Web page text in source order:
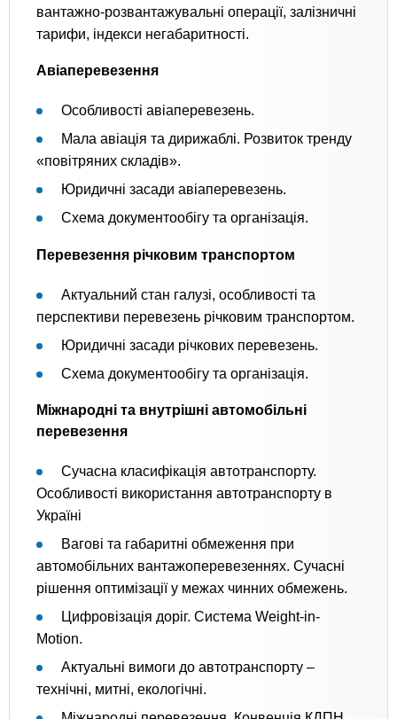
вантажно-розвантажувальні операції, залізничні
тарифи, індекси негабаритності.
Авіаперевезення
Особливості авіаперевезень.
Мала авіація та дирижаблі. Розвиток тренду
«повітряних складів».
Юридичні засади авіаперевезень.
Схема документообігу та організація.
Перевезення річковим транспортом
Актуальний стан галузі, особливості та
перспективи перевезень річковим транспортом.
Юридичні засади річкових перевезень.
Схема документообігу та організація.
Міжнародні та внутрішні автомобільні
перевезення
Сучасна класифікація автотранспорту.
Особливості використання автотранспорту в
Україні
Вагові та габаритні обмеження при
автомобільних вантажоперевезеннях. Сучасні
рішення оптимізації у межах чинних обмежень.
Цифровізація доріг. Система Weight-in-
Motion.
Актуальні вимоги до автотранспорту –
технічні, митні, екологічні.